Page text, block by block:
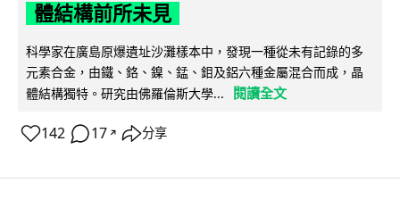
體結構前所未見
科學家在廣島原爆遺址沙灘樣本中，發現一種從未有記錄的多
元素合金，由鐵、鉻、鎳、錳、鉬及鋁六種金屬混合而成，晶
體結構獨特。研究由佛羅倫斯大學...
閱讀全文
142 17 ↗ 分享